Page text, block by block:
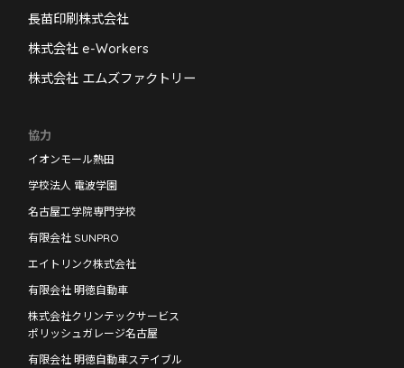
長苗印刷株式会社
株式会社 e-Workers
株式会社 エムズファクトリー
協力
イオンモール熱田
学校法人 電波学園
名古屋工学院専門学校
有限会社 SUNPRO
エイトリンク株式会社
有限会社 明徳自動車
株式会社クリンテックサービス
ポリッシュガレージ名古屋
有限会社 明徳自動車ステイブル